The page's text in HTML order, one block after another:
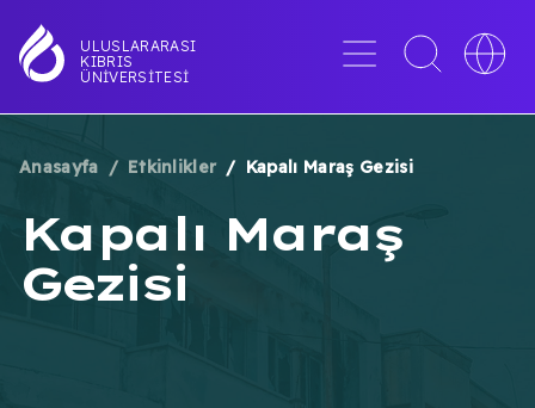
içeriğe
atla
ULUSLARARASI
KIBRIS
ÜNIVERSITESI
Menü
Toggle
search
Toggle
YOLU
Anasayfa Etkinlikler Kapalı Maraş Gezisi
Kapalı Maraş
Gezisi